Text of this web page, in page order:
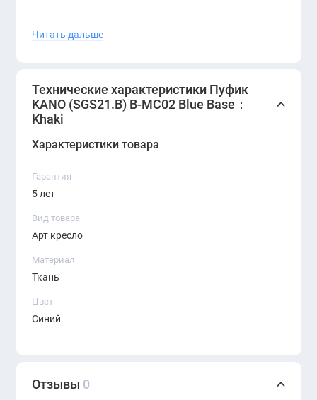
Читать дальше
Технические характеристики Пуфик
KANO (SGS21.B) B-MC02 Blue Base：
Khaki
Характеристики товара
Гарантия
5 лет
Вид товара
Арт кресло
Материал
Ткань
Цвет
Синий
Отзывы 0